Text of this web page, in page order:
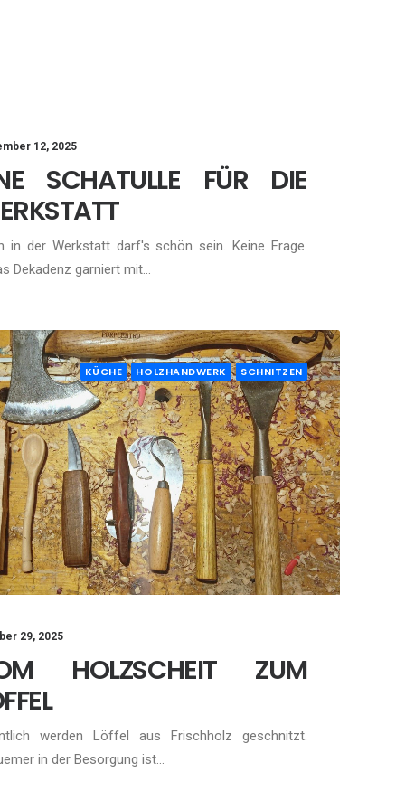
12, 2025
SCHATULLE FÜR DIE
in der Werkstatt darf's schön sein. Keine Frage.
Dekadenz garniert mit…
KÜCHE HOLZHANDWERK SCHNITZEN
29, 2025
HOLZSCHEIT ZUM
werden Löffel aus Frischholz geschnitzt.
in der Besorgung ist…